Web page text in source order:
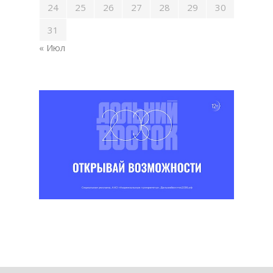
24
25 26 27 28 29
30
31
« Июл